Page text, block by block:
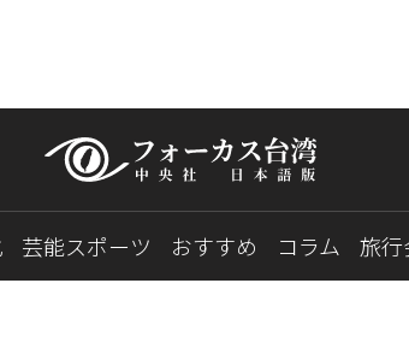
芸能スポーツ おすすめ コラム 旅